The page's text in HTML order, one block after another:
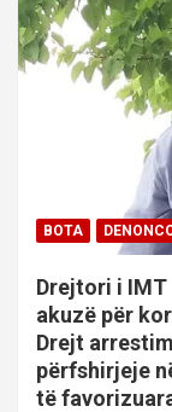
BOTA
Drejtori i IMT
akuzë për
Drejt
përfshirjeje
të